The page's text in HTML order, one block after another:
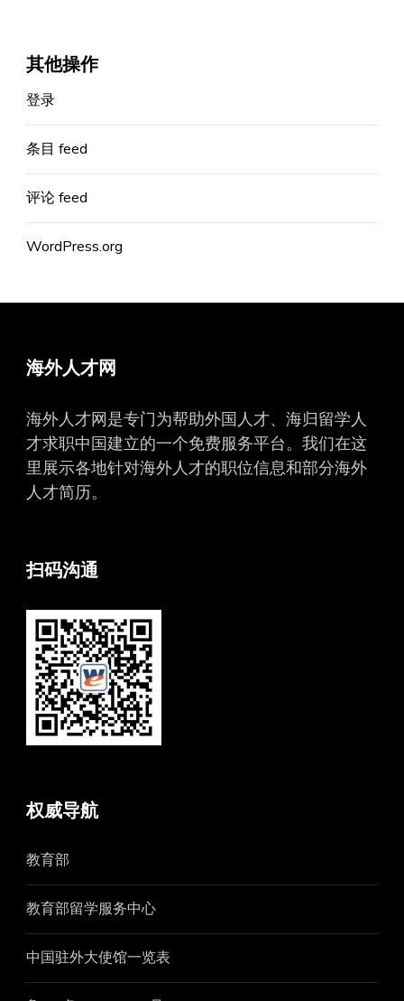
其他操作
登录
条目 feed
评论 feed
WordPress.org
海外人才网
海外人才网是专门为帮助外国人才、海归留学人
才求职中国建立的一个免费服务平台。我们在这
里展示各地针对海外人才的职位信息和部分海外
人才简历。
扫码沟通
权威导航
教育部
教育部留学服务中心
中国驻外大使馆一览表